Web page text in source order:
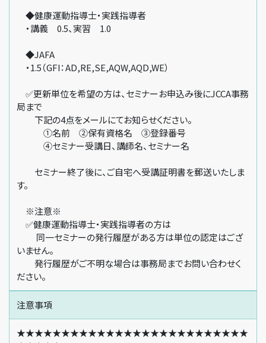
◆健康運動指導士・実践指導者
・講義 0.5、実習 1.0
◆JAFA
・1.5（GFI：AD,RE,SE,AQW,AQD,WE）
✅更新単位を希望の方は、セミナーお申込み後にJCCA事務
局まで
下記の4点をメールにてお知らせください。
①名前 ②保有資格名 ③登録番号
④セミナー受講日、講師名、セミナー名
セミナー終了後に、ご自宅へ受講証明書を郵送いたしま
す。
※注意※
✅健康運動指導士・実践指導者の方は
同一セミナーの発行履歴がある方は単位の認定はござ
いません。
発行履歴がご不明な場合は事務局までお問い合わせく
ださい。
注意事項
★★★★★★★★★★★★★★★★★★★★★★★★★★